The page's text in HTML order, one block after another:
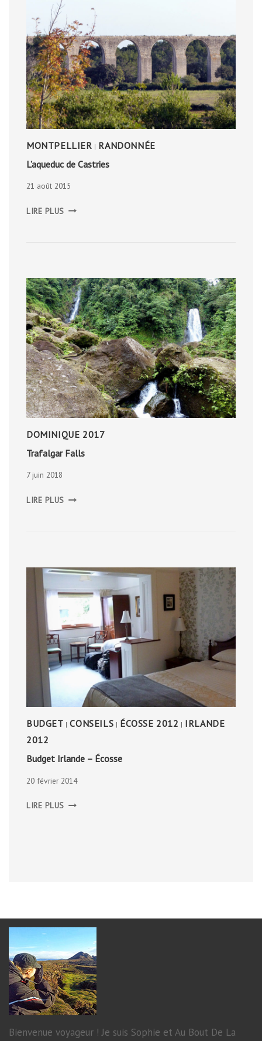
MONTPELLIER | RANDONNÉE
L’aqueduc de Castries
21 août 2015
LIRE PLUS
DOMINIQUE 2017
Trafalgar Falls
7 juin 2018
LIRE PLUS FALLS
BUDGET |CONSEILS | ÉCOSSE 2012 | IRLANDE
2012
Budget Irlande – Écosse
20 février 2014
LIRE PLUS IRLANDE
Bienvenue voyageur ! Je suis Sophie et Au Bout De La